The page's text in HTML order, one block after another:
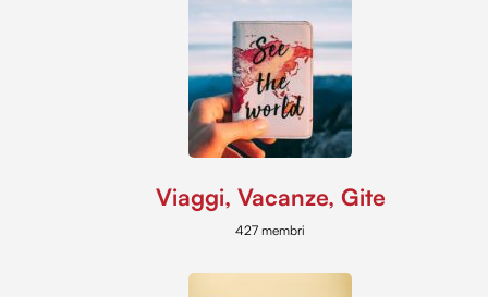
Viaggi, Vacanze, Gite
427 membri